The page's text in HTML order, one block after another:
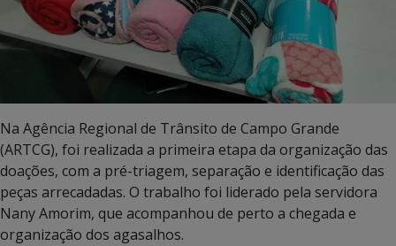
Na Agência Regional de Trânsito de Campo Grande
(ARTCG), foi realizada a primeira etapa da organização das
doações, com a pré-triagem, separação e identificação das
peças arrecadadas. O trabalho foi liderado pela servidora
Nany Amorim, que acompanhou de perto a chegada e
organização dos agasalhos.